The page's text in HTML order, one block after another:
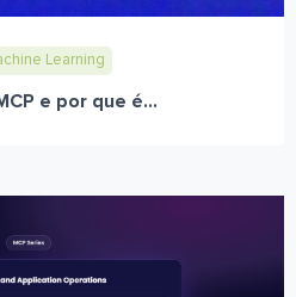
Learning
e por que é...